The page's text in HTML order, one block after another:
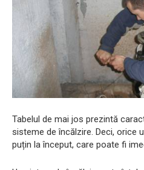
Tabelul de mai jos prezintă
sisteme de încălzire. Deci, orice
puțin la început, care poate fi